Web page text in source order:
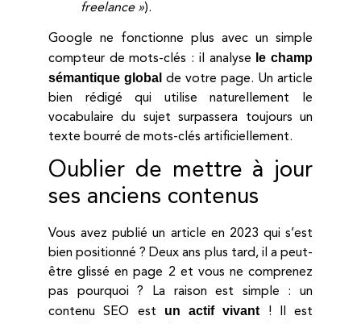
freelance »).
Google ne fonctionne plus avec un simple
compteur de mots-clés : il analyse
le champ
sémantique global de votre page. Un article
bien rédigé qui utilise naturellement le
vocabulaire du sujet surpassera toujours un
texte bourré de mots-clés artificiellement.
Oublier de mettre à jour
ses anciens contenus
Vous avez publié un article en 2023 qui s’est
bien positionné ? Deux ans plus tard, il a peut-
être glissé en page 2 et vous ne comprenez
pas pourquoi ? La raison est simple : un
contenu SEO est un actif vivant! Il est